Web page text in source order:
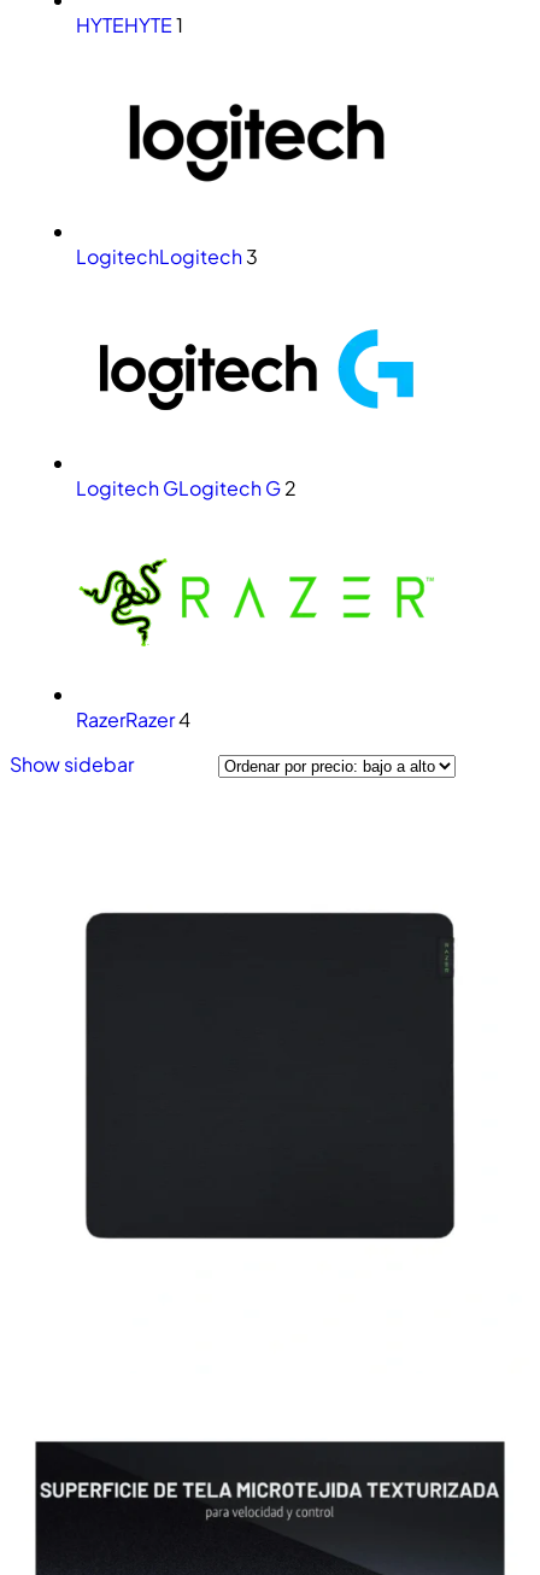
HYTEHYTE1
LogitechLogitech3
Logitech GLogitech G2
RazerRazer4
Show sidebar